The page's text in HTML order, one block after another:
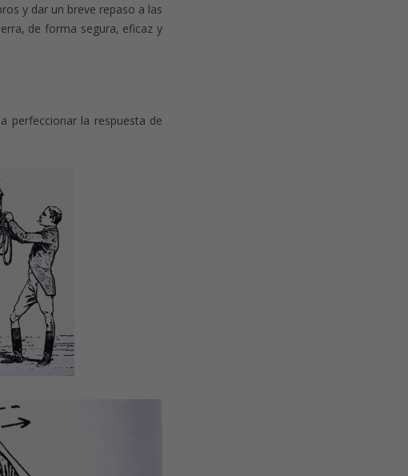
y dar un breve repaso a las
de forma segura, eficaz y
perfeccionar la respuesta de